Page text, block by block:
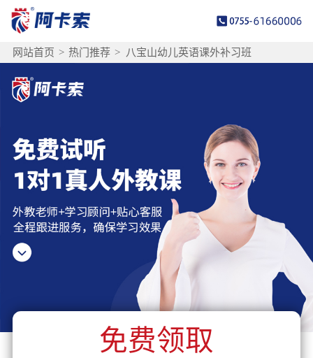
网站首页 > 热门推荐 > 八宝山幼儿英语课外补习班
免费领取